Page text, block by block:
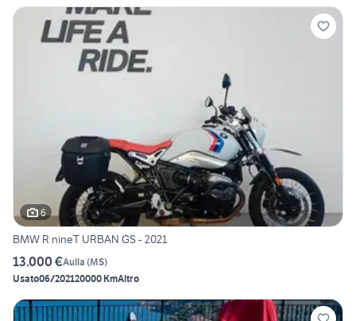
6
BMW R nineT URBAN GS - 2021
13.000 €Aulla (MS)
Usato06/202120000 KmAltro